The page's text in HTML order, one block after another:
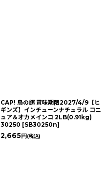
CAP! 鳥の餌 賞味期限2027/4/9【ヒ
ギンズ】インチューンナチュラル コニ
ュア＆オカメインコ 2LB(0.91kg)
30250 [SB30250n]
2,665円 (税込)